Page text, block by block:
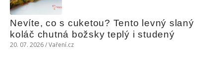
Nevíte, co s cuketou? Tento levný slaný
koláč chutná božsky teplý i studený
20. 07. 2026 / Vaření.cz